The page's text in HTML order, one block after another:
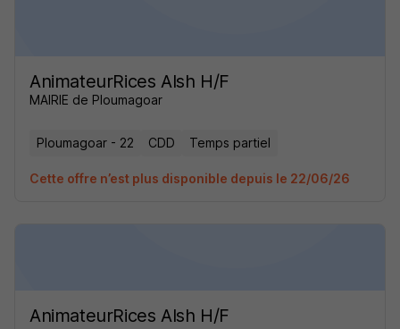
AnimateurRices Alsh H/F
MAIRIE de Ploumagoar
Ploumagoar - 22 CDD Temps partiel
Cette offre n’est plus disponible depuis le 22/06/26
AnimateurRices Alsh H/F